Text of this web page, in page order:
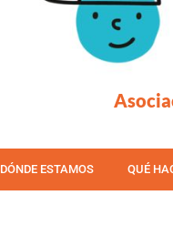
DÓNDE ESTAMOS QUÉ